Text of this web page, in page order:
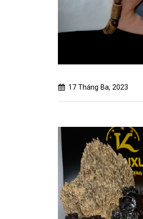
17 Tháng Ba, 2023